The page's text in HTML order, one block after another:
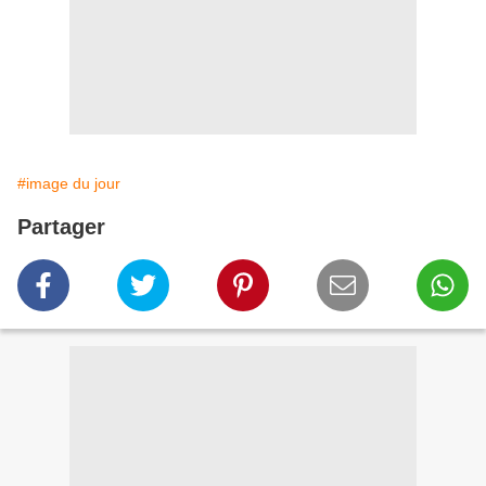
#image du jour
Partager